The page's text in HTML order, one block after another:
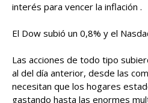
interés para vencer la inflación .
El Dow subió un 0,8% y el
Las acciones de todo tipo
al del día anterior, desde las
necesitan que los hogares
gastando hasta las enormes